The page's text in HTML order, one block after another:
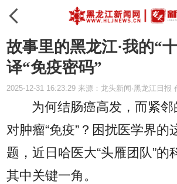
故事里的黑龙江·我的“
译“免疫密码”
2025-12-31 16:23:29 来源：龙头新闻·黑龙江日报
为何结肠癌高发，而紧
对肿瘤“免疫”？困扰医学界的
题，近日哈医大“头雁团队”的
其中关键一角。